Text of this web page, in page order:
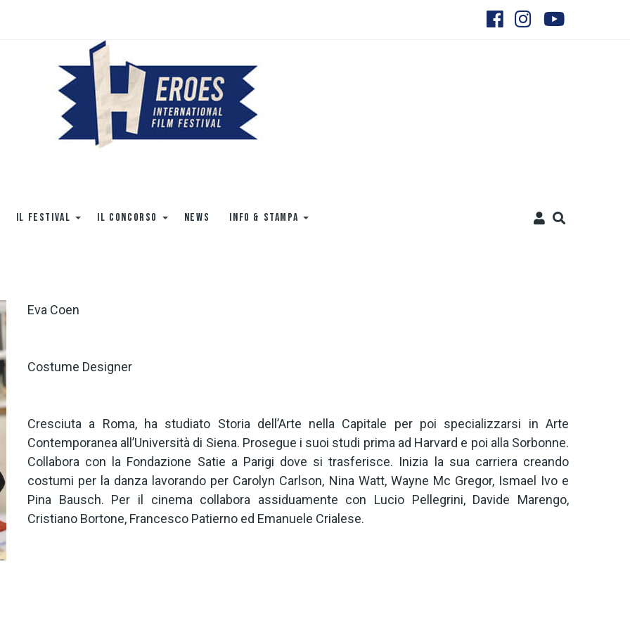
IL FESTIVAL IL CONCORSO NEWS INFO & STAMPA
Eva Coen
Costume Designer
Cresciuta a Roma, ha studiato Storia dell’Arte nella Capitale per poi specializzarsi in Arte
Contemporanea all’Università di Siena. Prosegue i suoi studi prima ad Harvard e poi alla Sorbonne.
Collabora con la Fondazione Satie a Parigi dove si trasferisce. Inizia la sua carriera creando
costumi per la danza lavorando per Carolyn Carlson, Nina Watt, Wayne Mc Gregor, Ismael Ivo e
Pina Bausch. Per il cinema collabora assiduamente con Lucio Pellegrini, Davide Marengo,
Cristiano Bortone, Francesco Patierno ed Emanuele Crialese.